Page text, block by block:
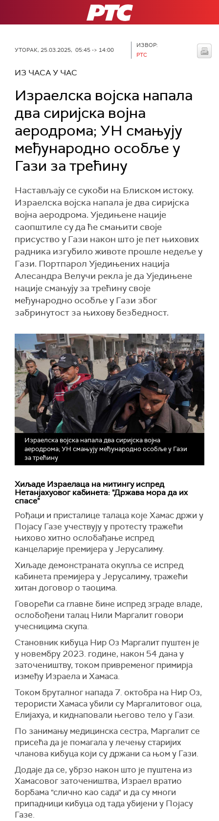
РТС
УТОРАК, 25.03.2025, 05:45 -> 14:00
ИЗВОР:
РТС
ИЗ ЧАСА У ЧАС
Израелска војска напала
два сиријска војна
аеродрома; УН смањују
међународно особље у
Гази за трећину
Настављају се сукоби на Блиском истоку.
Израелска војска напала је два сиријска
војна аеродрома. Уједињене нације
саопштиле су да ће смањити своје
присуство у Гази након што је пет њихових
радника изгубило животе прошле недеље у
Гази. Портпарол Уједињених нација
Алесандра Велучи рекла је да Уједињене
нације смањују за трећину своје
међународно особље у Гази због
забринутост за њихову безбедност.
Израелска војска напала два сиријска војна
аеродрома; УН смањују међународно особље у Гази
за трећину
Хиљаде Израелаца на митингу испред
Нетанјахуовог кабинета: "Држава мора да их
спасе"
Рођаци и присталице талаца које Хамас држи у
Појасу Газе учествују у протесту тражећи
њихово хитно ослобађање испред
канцеларије премијера у Јерусалиму.
Хиљаде демонстраната окупља се испред
кабинета премијера у Јерусалиму, тражећи
хитан договор о таоцима.
Говорећи са главне бине испред зграде владе,
ослобођени талац Нили Маргалит говори
учесницима скупа.
Становник кибуца Нир Оз Маргалит пуштен је
у новембру 2023. године, након 54 дана у
заточеништву, током привременог примирја
између Израела и Хамаса.
Током бруталног напада 7. октобра на Нир Оз,
терористи Хамаса убили су Маргалитовог оца,
Елијахуа, и киднаповали његово тело у Гази.
По занимању медицинска сестра, Маргалит се
присећа да је помагала у лечењу старијих
чланова кибуца који су држани са њом у Гази.
Додаје да се, убрзо након што је пуштена из
Хамасовог заточеништва, Израел вратио
борбама "слично као сада" и да су многи
припадници кибуца од тада убијени у Појасу
Газе.